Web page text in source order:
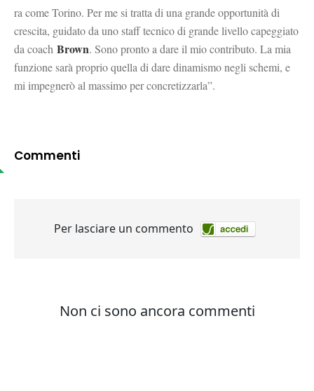
ra come Torino. Per me si tratta di una grande opportunità di
crescita, guidato da uno staff tecnico di grande livello capeggiato
da coach Brown. Sono pronto a dare il mio contributo. La mia
funzione sarà proprio quella di dare dinamismo negli schemi, e
mi impegnerò al massimo per concretizzarla”.
Commenti